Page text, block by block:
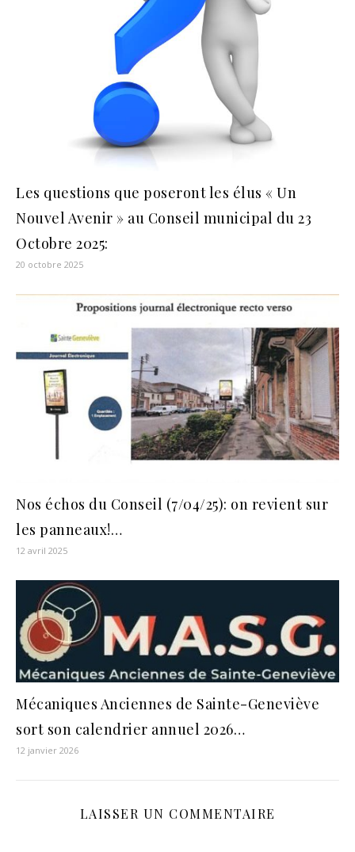
Les questions que poseront les élus « Un
Nouvel Avenir » au Conseil municipal du 23
Octobre 2025:
20 octobre 2025
Nos échos du Conseil (7/04/25): on revient sur
les panneaux!…
12 avril 2025
Mécaniques Anciennes de Sainte-Geneviève
sort son calendrier annuel 2026…
12 janvier 2026
LAISSER UN COMMENTAIRE